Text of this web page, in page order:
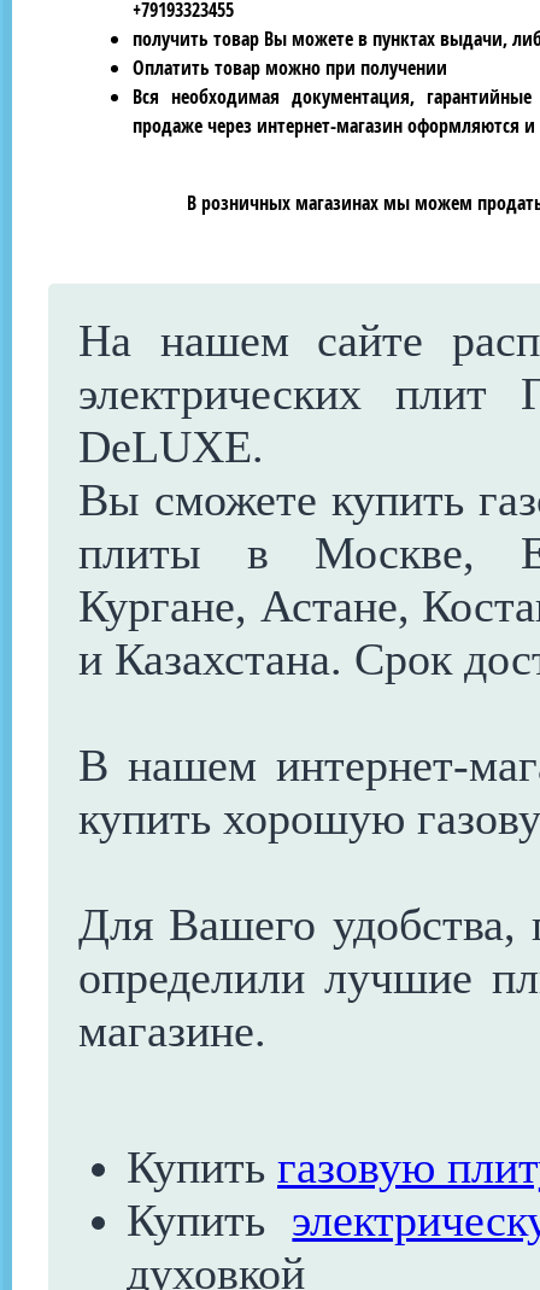
+79193323455
получить товар Вы можете в пунктах выдачи,
Оплатить товар можно при получении
Вся необходимая документация,
продаже через интернет-магазин оформляются
В розничных магазинах мы можем
На нашем сайте
электрических
DeLUXE.
Вы сможете купить
плиты в Москве,
Кургане, Астане,
и Казахстана. Срок
В нашем интернет-
купить хорошую
Для Вашего удобства,
определили лучшие
магазине.
Купить газовую
Купить
духовкой